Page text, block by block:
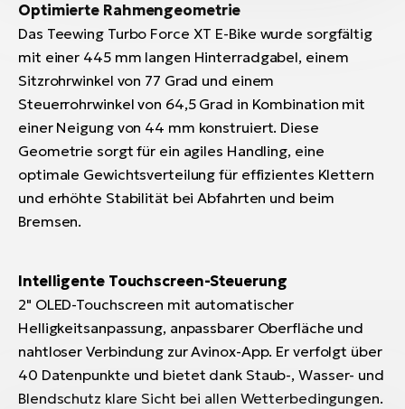
Optimierte Rahmengeometrie
Das Teewing Turbo Force XT E-Bike wurde sorgfältig
mit einer 445 mm langen Hinterradgabel, einem
Sitzrohrwinkel von 77 Grad und einem
Steuerrohrwinkel von 64,5 Grad in Kombination mit
einer Neigung von 44 mm konstruiert. Diese
Geometrie sorgt für ein agiles Handling, eine
optimale Gewichtsverteilung für effizientes Klettern
und erhöhte Stabilität bei Abfahrten und beim
Bremsen.
Intelligente Touchscreen-Steuerung
2" OLED-Touchscreen mit automatischer
Helligkeitsanpassung, anpassbarer Oberfläche und
nahtloser Verbindung zur Avinox-App. Er verfolgt über
40 Datenpunkte und bietet dank Staub-, Wasser- und
Blendschutz klare Sicht bei allen Wetterbedingungen.